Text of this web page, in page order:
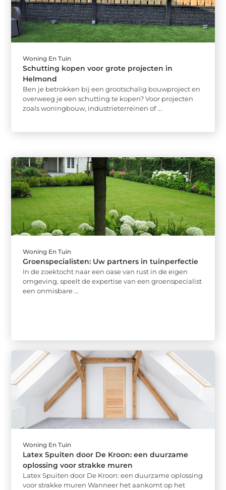
Woning En Tuin
Schutting kopen voor grote projecten in
Helmond
Ben je betrokken bij een grootschalig bouwproject en
overweeg je een schutting te kopen? Voor projecten
zoals woningbouw, industrieterreinen of ...
Woning En Tuin
Groenspecialisten: Uw partners in tuinperfectie
In de zoektocht naar een oase van rust in de eigen
omgeving, speelt de expertise van een groenspecialist
een onmisbare ...
Woning En Tuin
Latex Spuiten door De Kroon: een duurzame
oplossing voor strakke muren
Latex Spuiten door De Kroon: een duurzame oplossing
voor strakke muren Wanneer het aankomt op het